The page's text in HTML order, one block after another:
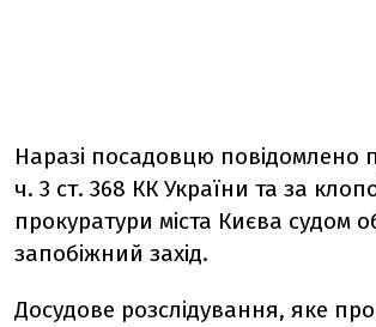
Наразі посадовцю повідомлено
ч. 3 ст. 368 КК України та за
прокуратури міста Києва судом
запобіжний захід.
Досудове розслідування, яке